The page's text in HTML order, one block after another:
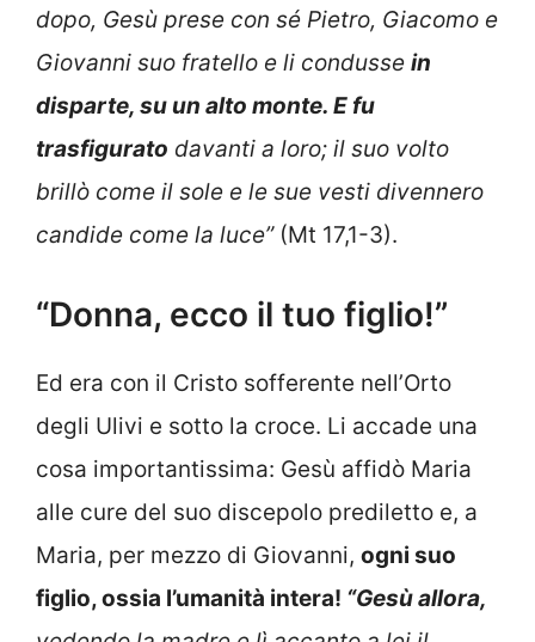
dopo, Gesù prese con sé Pietro, Giacomo e
Giovanni suo fratello e li condusse in
disparte, su un alto monte. E fu
trasfigurato davanti a loro; il suo volto
brillò come il sole e le sue vesti divennero
candide come la luce” (Mt 17,1-3).
“Donna, ecco il tuo figlio!”
Ed era con il Cristo sofferente nell’Orto
degli Ulivi e sotto la croce. Li accade una
cosa importantissima: Gesù affidò Maria
alle cure del suo discepolo prediletto e, a
Maria, per mezzo di Giovanni, ogni suo
figlio, ossia l’umanità intera! “Gesù allora,